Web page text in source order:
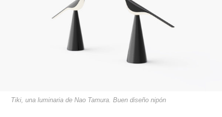
Tiki, una luminaria de Nao Tamura. Buen diseño nipón